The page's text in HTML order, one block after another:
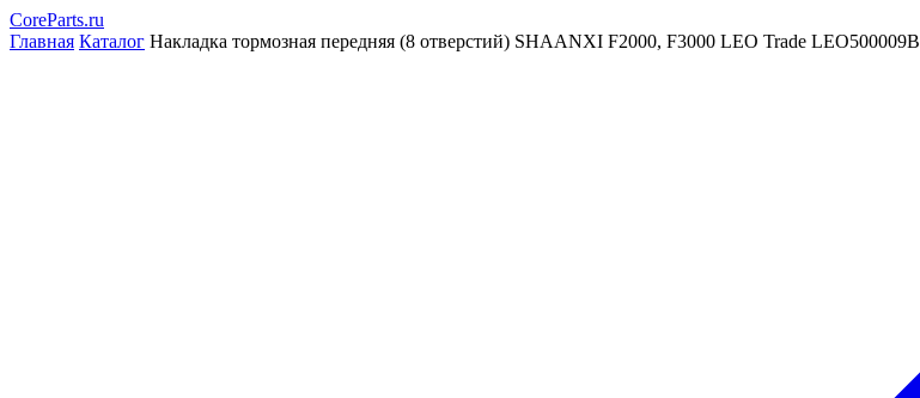
CoreParts.ru
Главная Каталог Накладка тормозная передняя (8 отверстий) SHAANXI F2000, F3000 LEO Trade LEO500009B